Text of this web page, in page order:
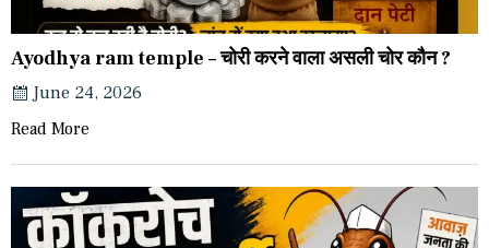
Ayodhya ram temple – चोरी करने वाला असली चोर कौन ?
June 24, 2026
Read More